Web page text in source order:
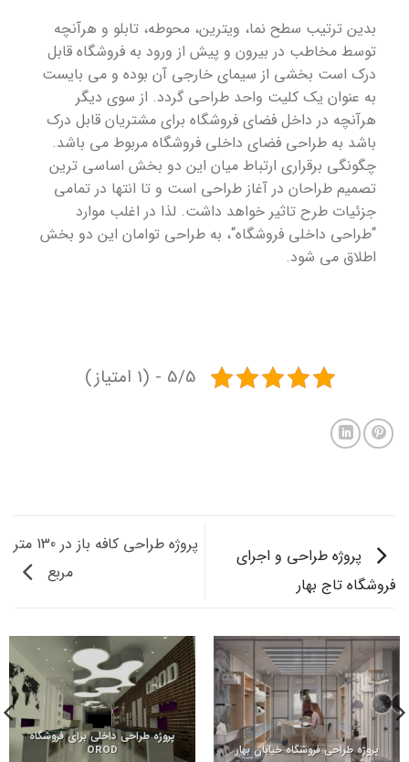
بدین ترتیب سطح نما، ویترین، محوطه، تابلو و هرآنچه
توسط مخاطب در بیرون و پیش از ورود به فروشگاه قابل
درک است بخشی از سیمای خارجی آن بوده و می بایست
به عنوان یک کلیت واحد طراحی گردد. از سوی دیگر
هرآنچه در داخل فضای فروشگاه برای مشتریان قابل درک
باشد به طراحی فضای داخلی فروشگاه مربوط می باشد.
چگونگی برقراری ارتباط میان این دو بخش اساسی ترین
تصمیم طراحان در آغاز طراحی است و تا انتها در تمامی
جزئیات طرح تاثیر خواهد داشت. لذا در اغلب موارد
“طراحی داخلی فروشگاه“، به طراحی توامان این دو بخش
اطلاق می شود.
5/5 - (1 امتیاز)
پروژه طراحی و اجرای
فروشگاه تاج بهار
پروژه طراحی کافه باز در 130 متر
مربع
پروژه طراحی فروشگاه خیابان بهار
پروژه طراحی داخلی برای فروشگاه
OROD